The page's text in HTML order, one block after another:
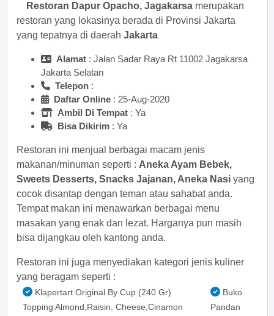
Restoran Dapur Opacho, Jagakarsa merupakan
restoran yang lokasinya berada di Provinsi Jakarta
yang tepatnya di daerah Jakarta
Alamat : Jalan Sadar Raya Rt 11002 Jagakarsa
Jakarta Selatan
Telepon :
Daftar Online : 25-Aug-2020
Ambil Di Tempat : Ya
Bisa Dikirim : Ya
Restoran ini menjual berbagai macam jenis
makanan/minuman seperti : Aneka Ayam Bebek,
Sweets Desserts, Snacks Jajanan, Aneka Nasi yang
cocok disantap dengan teman atau sahabat anda.
Tempat makan ini menawarkan berbagai menu
masakan yang enak dan lezat. Harganya pun masih
bisa dijangkau oleh kantong anda.
Restoran ini juga menyediakan kategori jenis kuliner
yang beragam seperti :
Klapertart Original By Cup (240 Gr)
Topping Almond,Raisin, Cheese,Cinamon
Buko
Pandan